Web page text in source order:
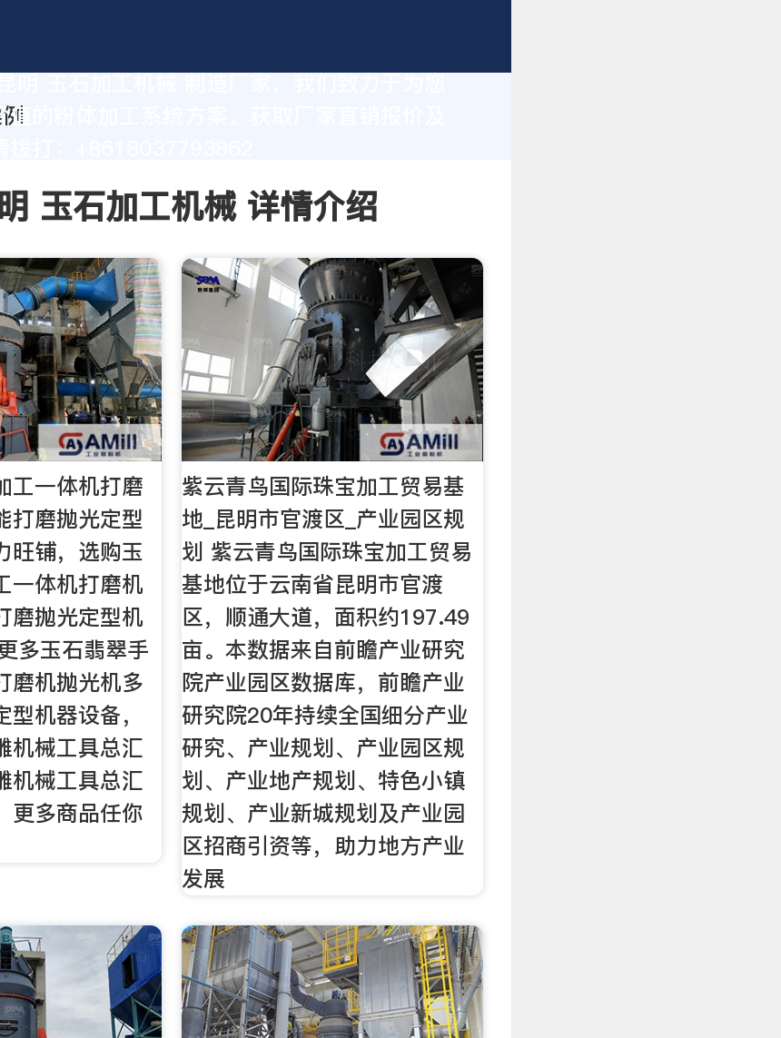
的粉体加工系统方案。获取厂家直销报价及
玉石加工机械 详情介绍
工一体机打磨
打磨抛光定型
旺铺，选购玉
一体机打磨机
磨抛光定型机
多玉石翡翠手
磨机抛光机多
机器设备，
机械工具总汇
机械工具总汇
更多商品任你
紫云青鸟国际珠宝加工贸易基
地_昆明市官渡区_产业园区规
划 紫云青鸟国际珠宝加工贸易
基地位于云南省昆明市官渡
区，顺通大道，面积约197.49
亩。本数据来自前瞻产业研究
院产业园区数据库，前瞻产业
研究院20年持续全国细分产业
研究、产业规划、产业园区规
划、产业地产规划、特色小镇
规划、产业新城规划及产业园
区招商引资等，助力地方产业
发展